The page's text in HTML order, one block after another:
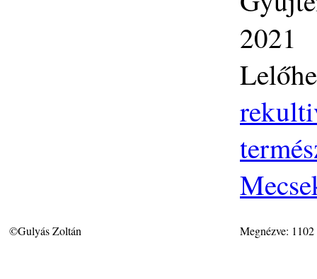
2021
©Gulyás Zoltán Megnézve: